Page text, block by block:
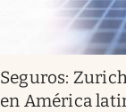
Seguros:
en América